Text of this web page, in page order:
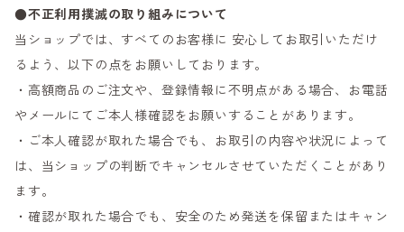
●不正利用撲滅の取り組みについて
当ショップでは、すべてのお客様に 安心してお取引いただけ
るよう、以下の点をお願いしております。
・高額商品のご注文や、登録情報に不明点がある場合、お電話
やメールにてご本人様確認をお願いすることがあります。
・ご本人確認が取れた場合でも、お取引の内容や状況によって
は、当ショップの判断でキャンセルさせていただくことがあり
ます。
・確認が取れた場合でも、安全のため発送を保留またはキャン